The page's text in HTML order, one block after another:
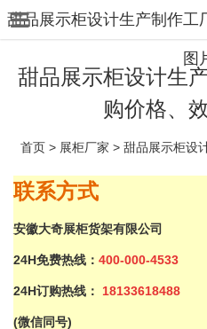
甜品展示柜设计生
购价格、
首页 > 展柜厂家 > 甜品展示柜设
联系方式
安徽大奇展柜货架有限公司
24H免费热线： 400-000-4533
24H订购热线： 18133618488
(微信同号)
甜品展示柜设计生产制作工
图